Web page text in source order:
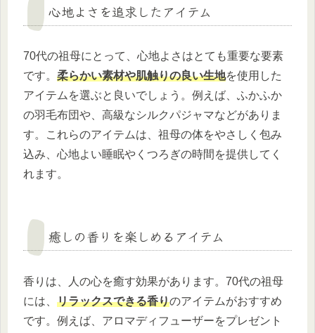
心地よさを追求したアイテム
70代の祖母にとって、心地よさはとても重要な要素
です。 柔らかい素材や肌触りの良い生地を使用した
アイテムを選ぶと良いでしょう。例えば、ふかふか
の羽毛布団や、高級なシルクパジャマなどがありま
す。これらのアイテムは、祖母の体をやさしく包み
込み、心地よい睡眠やくつろぎの時間を提供してく
れます。
癒しの香りを楽しめるアイテム
香りは、人の心を癒す効果があります。70代の祖母
には、 リラックスできる香りのアイテムがおすすめ
です。例えば、アロマディフューザーをプレゼント